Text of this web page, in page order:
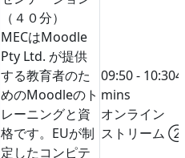
（４０分）
MECはMoodle
Pty Ltd. が提供
する教育者のた
めのMoodleのト
レーニングと資
格です。EUが制
定したコンピテ
09:50 - 10:30
mins
オンライン
ストリーム ②